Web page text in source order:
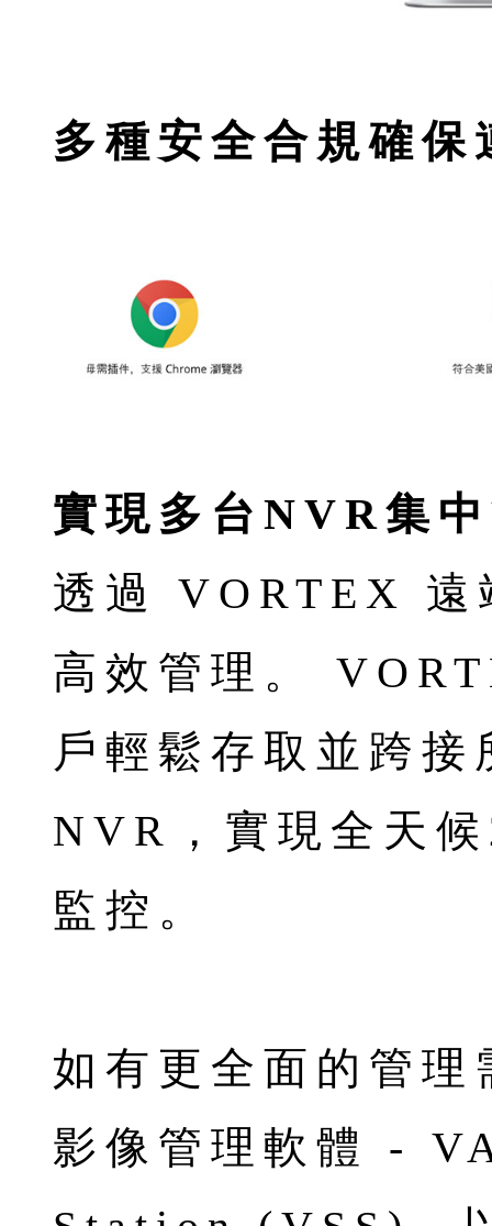
多種安全合規確保
實現多台NVR集
透過 VORTEX 遠
高效管理。
戶輕鬆存取並跨
NVR，實現全天
監控。
如有更全面的管
影像管理軟體 -